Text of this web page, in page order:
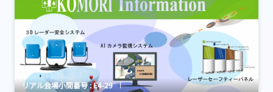
リアル会場小間番号 : E4-29